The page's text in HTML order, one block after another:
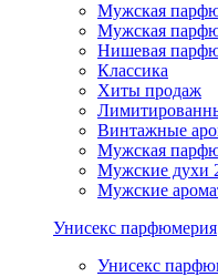
Мужская
Мужская
Нишевая
Классика
Хиты продаж
Винтажные
Мужская
Мужские духи
Мужские
Унисекс парфюмерия
Унисекс